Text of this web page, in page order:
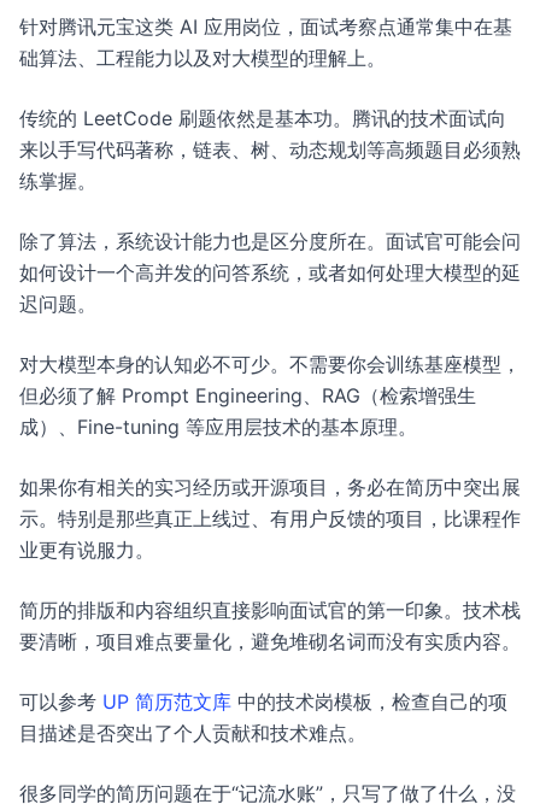
针对腾讯元宝这类 AI 应用岗位，面试考察点通常集中在基
础算法、工程能力以及对大模型的理解上。
传统的 LeetCode 刷题依然是基本功。腾讯的技术面试向
来以手写代码著称，链表、树、动态规划等高频题目必须熟
练掌握。
除了算法，系统设计能力也是区分度所在。面试官可能会问
如何设计一个高并发的问答系统，或者如何处理大模型的延
迟问题。
对大模型本身的认知必不可少。不需要你会训练基座模型，
但必须了解 Prompt Engineering、RAG（检索增强生
成）、Fine-tuning 等应用层技术的基本原理。
如果你有相关的实习经历或开源项目，务必在简历中突出展
示。特别是那些真正上线过、有用户反馈的项目，比课程作
业更有说服力。
简历的排版和内容组织直接影响面试官的第一印象。技术栈
要清晰，项目难点要量化，避免堆砌名词而没有实质内容。
可以参考 UP 简历范文库 中的技术岗模板，检查自己的项
目描述是否突出了个人贡献和技术难点。
很多同学的简历问题在于“记流水账”，只写了做了什么，没